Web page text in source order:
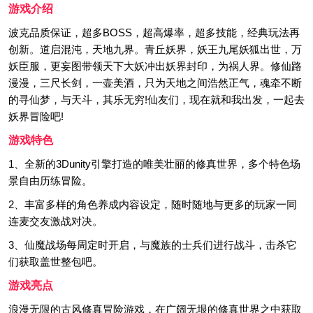
游戏介绍
波克品质保证，超多BOSS，超高爆率，超多技能，经典玩法再
创新。道启混沌，天地九界。青丘妖界，妖王九尾妖狐出世，万
妖臣服，更妄图带领天下大妖冲出妖界封印，为祸人界。修仙路
漫漫，三尺长剑，一壶美酒，只为天地之间浩然正气，魂牵不断
的寻仙梦，与天斗，其乐无穷!仙友们，现在就和我出发，一起去
妖界冒险吧!
游戏特色
1、全新的3Dunity引擎打造的唯美壮丽的修真世界，多个特色场
景自由历练冒险。
2、丰富多样的角色养成内容设定，随时随地与更多的玩家一同
连麦交友激战对决。
3、仙魔战场每周定时开启，与魔族的士兵们进行战斗，击杀它
们获取盖世整包吧。
游戏亮点
浪漫无限的古风修真冒险游戏，在广阔无垠的修真世界之中获取